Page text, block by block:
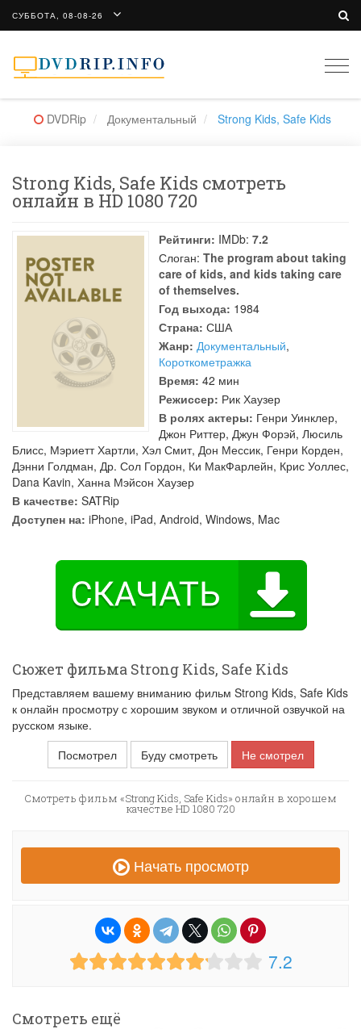
СУББОТА, 08-08-26
DVDRip Документальный Strong Kids, Safe Kids
Strong Kids, Safe Kids смотреть
онлайн в HD 1080 720
Рейтинги: IMDb: 7.2
Слоган: The program about taking
care of kids, and kids taking care
of themselves.
Год выхода: 1984
Страна: США
Жанр: Документальный,
Короткометражка
Время: 42 мин
Режиссер: Рик Хаузер
В ролях актеры: Генри Уинклер,
Джон Риттер, Джун Форэй, Люсиль
Блисс, Мэриетт Хартли, Хэл Смит, Дон Мессик, Генри Корден,
Дэнни Голдман, Др. Сол Гордон, Ки МакФарлейн, Крис Уоллес,
Dana Kavin, Ханна Мэйсон Хаузер
В качестве: SATRip
Доступен на: iPhone, iPad, Android, Windows, Mac
Сюжет фильма Strong Kids, Safe Kids
Представляем вашему вниманию фильм Strong Kids, Safe Kids
к онлайн просмотру с хорошим звуком и отличной озвучкой на
русском языке.
Посмотрел
Буду смотреть Не смотрел
Смотреть фильм «Strong Kids, Safe Kids» онлайн в хорошем
качестве HD 1080 720
Начать просмотр
7.2
Смотреть ещё